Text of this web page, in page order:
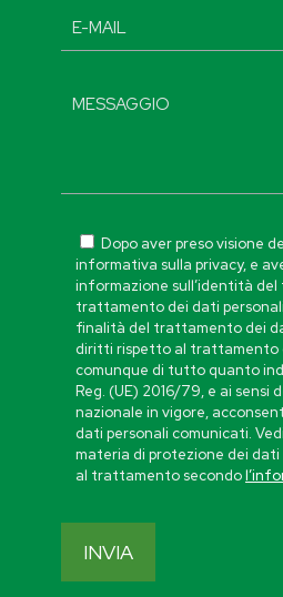
Dopo aver preso visione
informativa sulla privacy, e
informazione sull’identità
trattamento dei dati
finalità del trattamento dei
diritti rispetto al trattamento
comunque di tutto quanto
Reg. (UE) 2016/79, e ai sensi
nazionale in vigore,
dati personali comunicati.
materia di protezione dei
al trattamento secondo